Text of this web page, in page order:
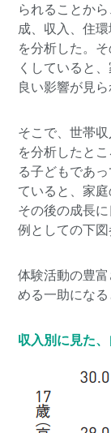
られることか
成、収入、住
を分析した。
くしていると
良い影響が見ら
そこで、世帯
を分析したと
る子どもであ
ていると、家
その後の成長
例としての下図
体験活動の豊
める一助になる
収入別に見た